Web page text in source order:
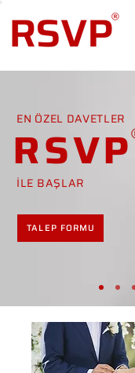
EN ÖZEL DAVETLER
RSVP
İLE BAŞLAR
TALEP FORMU